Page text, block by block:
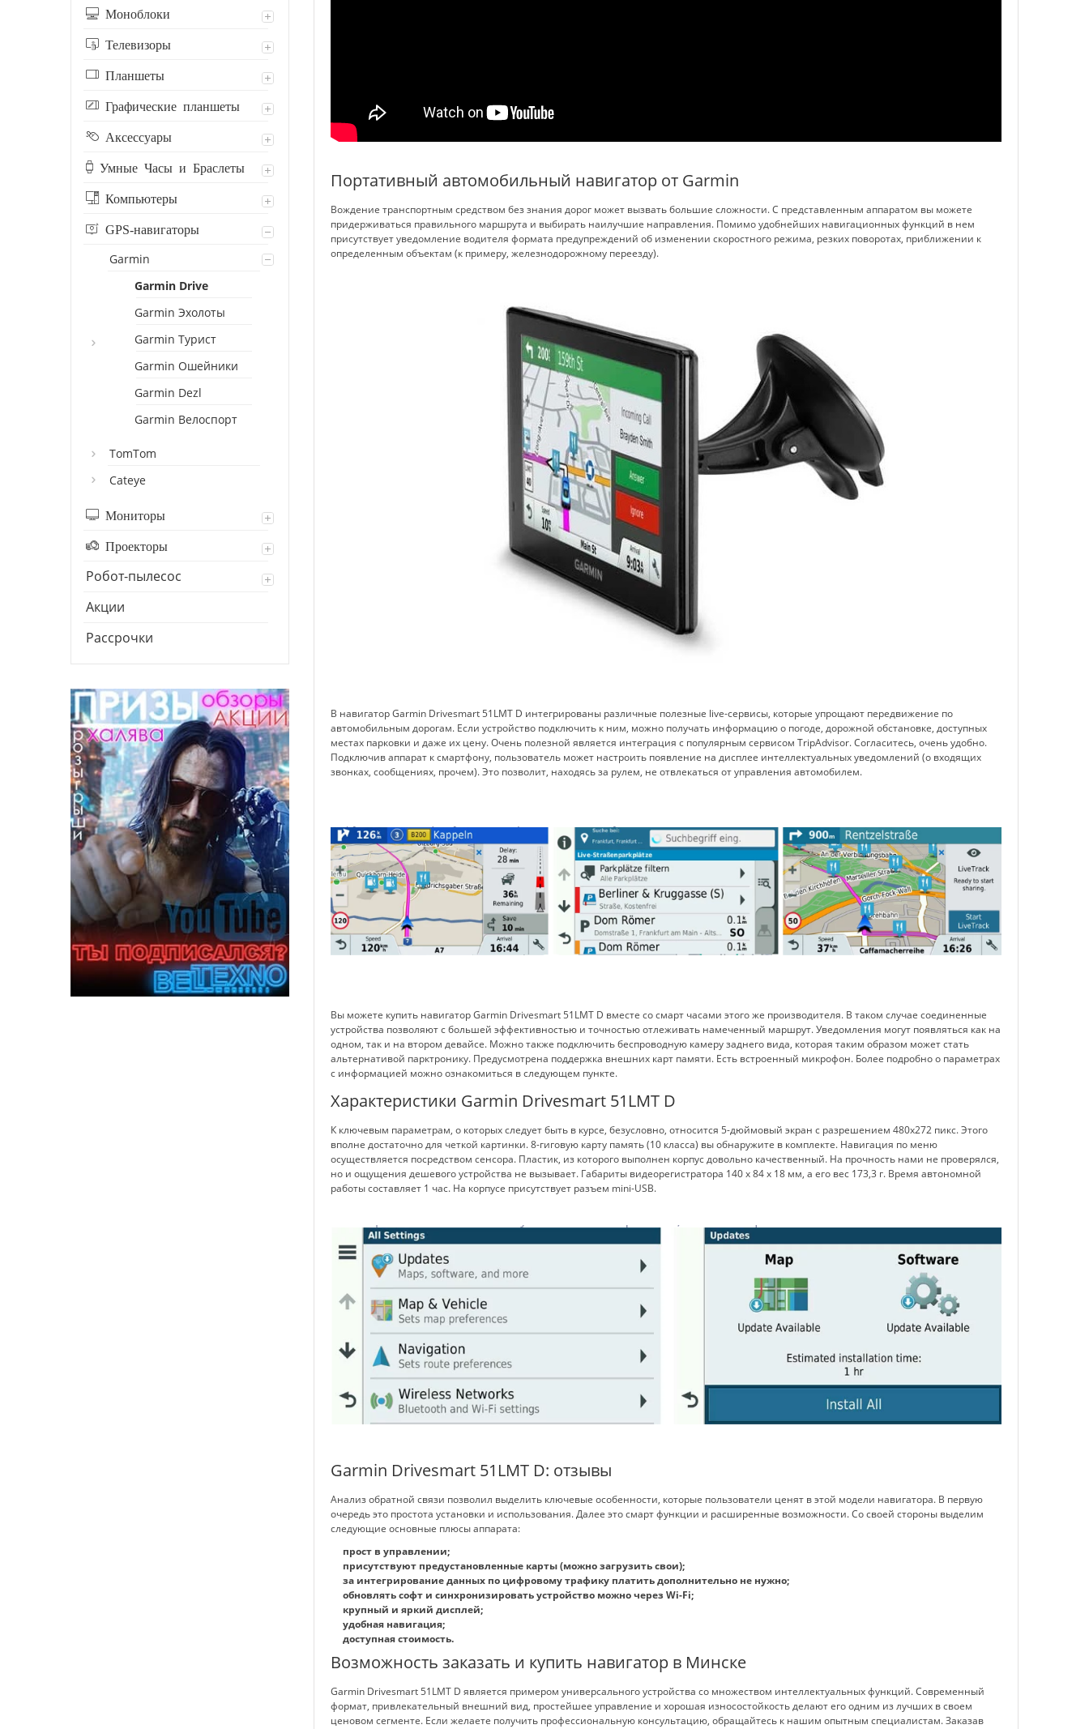
Моноблоки
Телевизоры
Планшеты
Графические планшеты
Аксессуары
Умные Часы и Браслеты
Компьютеры
GPS-навигаторы
Garmin
Garmin Drive
Garmin Эхолоты
Garmin Турист
Garmin Ошейники
Garmin Dezl
Garmin Велоспорт
TomTom
Cateye
Мониторы
Проекторы
Робот-пылесос
Акции
Рассрочки
Портативный автомобильный навигатор от Garmin
Вождение транспортным средством без знания дорог может вызвать большие сложности. С представленным аппаратом вы можете
придерживаться правильного маршрута и выбирать наилучшие направления. Помимо удобнейших навигационных функций в нем
присутствует уведомление водителя формата предупреждений об изменении скоростного режима, резких поворотах, приближении к
определенным объектам (к примеру, железнодорожному переезду).
В навигатор Garmin Drivesmart 51LMT D интегрированы различные полезные live-сервисы, которые упрощают передвижение по
автомобильным дорогам. Если устройство подключить к ним, можно получать информацию о погоде, дорожной обстановке, доступных
местах парковки и даже их цену. Очень полезной является интеграция с популярным сервисом TripAdvisor. Согласитесь, очень удобно.
Подключив аппарат к смартфону, пользователь может настроить появление на дисплее интеллектуальных уведомлений (о входящих
звонках, сообщениях, прочем). Это позволит, находясь за рулем, не отвлекаться от управления автомобилем.
Вы можете купить навигатор Garmin Drivesmart 51LMT D вместе со смарт часами этого же производителя. В таком случае соединенные
устройства позволяют с большей эффективностью и точностью отлеживать намеченный маршрут. Уведомления могут появляться как на
одном, так и на втором девайсе. Можно также подключить беспроводную камеру заднего вида, которая таким образом может стать
альтернативой парктронику. Предусмотрена поддержка внешних карт памяти. Есть встроенный микрофон. Более подробно о параметрах
с информацией можно ознакомиться в следующем пункте.
Характеристики Garmin Drivesmart 51LMT D
К ключевым параметрам, о которых следует быть в курсе, безусловно, относится 5-дюймовый экран с разрешением 480x272 пикс. Этого
вполне достаточно для четкой картинки. 8-гиговую карту память (10 класса) вы обнаружите в комплекте. Навигация по меню
осуществляется посредством сенсора. Пластик, из которого выполнен корпус довольно качественный. На прочность нами не проверялся,
но и ощущения дешевого устройства не вызывает. Габариты видеорегистратора 140 х 84 х 18 мм, а его вес 173,3 г. Время автономной
работы составляет 1 час. На корпусе присутствует разъем mini-USB.
Garmin Drivesmart 51LMT D: отзывы
Анализ обратной связи позволил выделить ключевые особенности, которые пользователи ценят в этой модели навигатора. В первую
очередь это простота установки и использования. Далее это смарт функции и расширенные возможности. Со своей стороны выделим
следующие основные плюсы аппарата:
прост в управлении;
присутствуют предустановленные карты (можно загрузить свои);
за интегрирование данных по цифровому трафику платить дополнительно не нужно;
обновлять софт и синхронизировать устройство можно через Wi-Fi;
крупный и яркий дисплей;
удобная навигация;
доступная стоимость.
Возможность заказать и купить навигатор в Минске
Garmin Drivesmart 51LMT D является примером универсального устройства со множеством интеллектуальных функций. Современный
формат, привлекательный внешний вид, простейшее управление и хорошая износостойкость делают его одним из лучших в своем
ценовом сегменте. Если желаете получить профессиональную консультацию, обращайтесь к нашим опытным специалистам. Заказав